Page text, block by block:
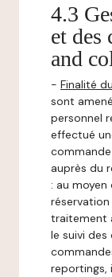
4.3
et des
and
- Finalité
sont
personnel
effectué
auprès du
: au
traitement
le suivi
reportings,